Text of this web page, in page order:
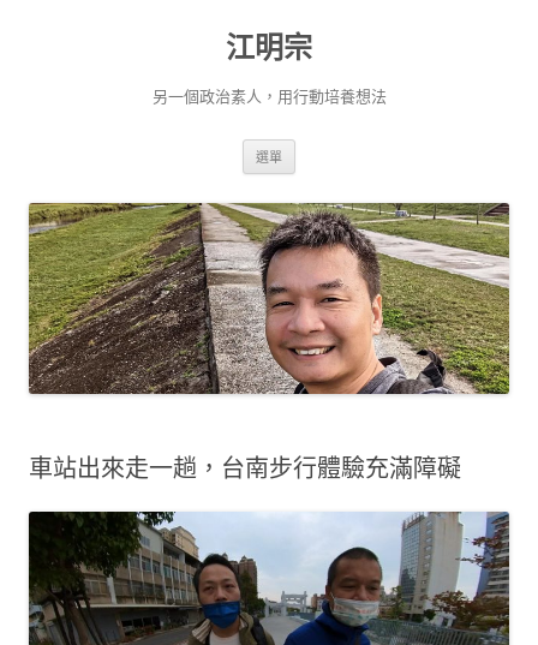
江明宗
另一個政治素人，用行動培養想法
選單
車站出來走一趟，台南步行體驗充滿障礙